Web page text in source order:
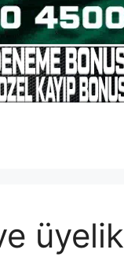
üyelik